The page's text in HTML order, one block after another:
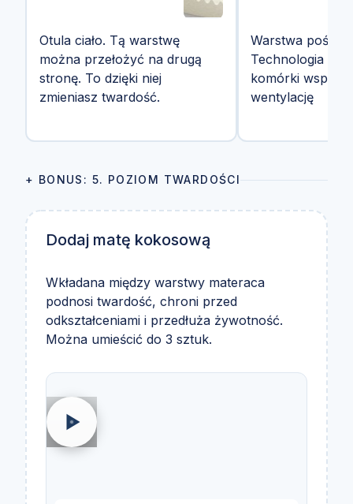
Otula ciało. Tą warstwę
można przełożyć na drugą
stronę. To dzięki niej
zmieniasz twardość.
Warstwa
Technologia
komórki
wentylację
+ BONUS: 5. POZIOM TWARDOŚCI
Dodaj matę kokosową
Wkładana między warstwy materaca
podnosi twardość, chroni przed
odkształceniami i przedłuża żywotność.
Można umieścić do 3 sztuk.